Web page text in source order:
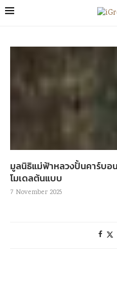
มูลนิธิแม่ฟ้าหลวงปั้นคาร์บอ
โมเดลต้นแบบ
7 November 2025